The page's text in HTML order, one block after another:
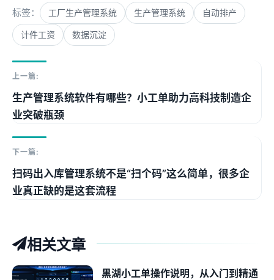
标签： 工厂生产管理系统 生产管理系统 自动排产
计件工资 数据沉淀
上一篇:
生产管理系统软件有哪些？小工单助力高科技制造企
业突破瓶颈
下一篇:
扫码出入库管理系统不是“扫个码”这么简单，很多企
业真正缺的是这套流程
相关文章
黑湖小工单操作说明，从入门到精通